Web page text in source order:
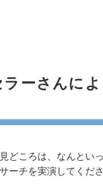
ーさんに
どころは、なんとい
ーチを実演してくだ